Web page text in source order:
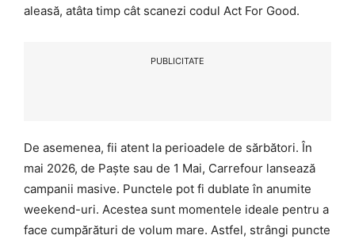
aleasă, atâta timp cât scanezi codul Act For Good.
PUBLICITATE
De asemenea, fii atent la perioadele de sărbători. În
mai 2026, de Paște sau de 1 Mai, Carrefour lansează
campanii masive. Punctele pot fi dublate în anumite
weekend-uri. Acestea sunt momentele ideale pentru a
face cumpărături de volum mare. Astfel, strângi puncte